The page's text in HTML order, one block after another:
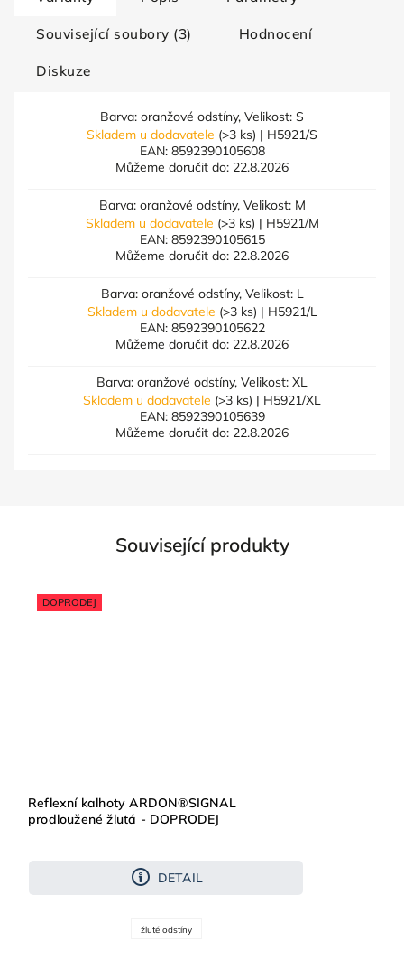
Související soubory (3) Hodnocení
Diskuze
Barva: oranžové odstíny, Velikost: S
Skladem u dodavatele (>3 ks) | H5921/S
EAN: 8592390105608
Můžeme doručit do: 22.8.2026
Barva: oranžové odstíny, Velikost: M
Skladem u dodavatele (>3 ks) | H5921/M
EAN: 8592390105615
Můžeme doručit do: 22.8.2026
Barva: oranžové odstíny, Velikost: L
Skladem u dodavatele (>3 ks) | H5921/L
EAN: 8592390105622
Můžeme doručit do: 22.8.2026
Barva: oranžové odstíny, Velikost: XL
Skladem u dodavatele (>3 ks) | H5921/XL
EAN: 8592390105639
Můžeme doručit do: 22.8.2026
Související produkty
DOPRODEJ
Reflexní kalhoty ARDON®SIGNAL
prodloužené žlutá - DOPRODEJ
DETAIL
žluté odstíny